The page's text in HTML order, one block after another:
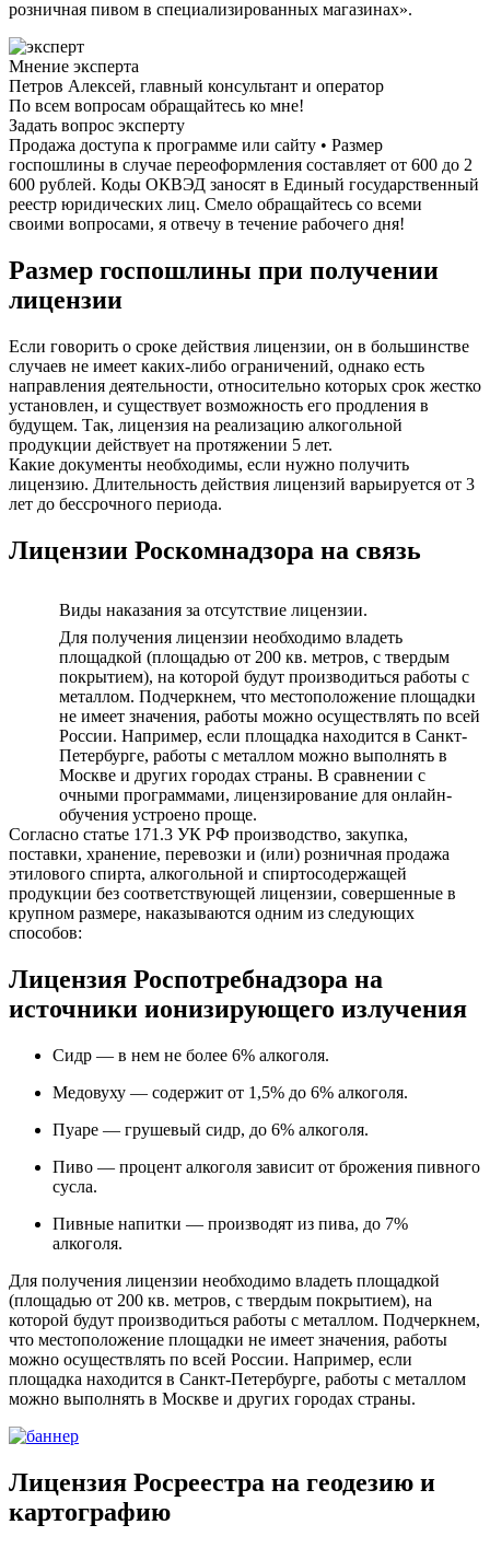
розничная пивом в специализированных магазинах».
Мнение эксперта
Петров Алексей, главный консультант и оператор
По всем вопросам обращайтесь ко мне!
Задать вопрос эксперту
Продажа доступа к программе или сайту • Размер
госпошлины в случае переоформления составляет от 600 до 2
600 рублей. Коды ОКВЭД заносят в Единый государственный
реестр юридических лиц. Смело обращайтесь со всеми
своими вопросами, я отвечу в течение рабочего дня!
Размер госпошлины при получении
лицензии
Если говорить о сроке действия лицензии, он в большинстве
случаев не имеет каких-либо ограничений, однако есть
направления деятельности, относительно которых срок жестко
установлен, и существует возможность его продления в
будущем. Так, лицензия на реализацию алкогольной
продукции действует на протяжении 5 лет.
Какие документы необходимы, если нужно получить
лицензию. Длительность действия лицензий варьируется от 3
лет до бессрочного периода.
Лицензии Роскомнадзора на связь
Виды наказания за отсутствие лицензии.
Для получения лицензии необходимо владеть
площадкой (площадью от 200 кв. метров, с твердым
покрытием), на которой будут производиться работы с
металлом. Подчеркнем, что местоположение площадки
не имеет значения, работы можно осуществлять по всей
России. Например, если площадка находится в Санкт-
Петербурге, работы с металлом можно выполнять в
Москве и других городах страны. В сравнении с
очными программами, лицензирование для онлайн-
обучения устроено проще.
Согласно статье 171.3 УК РФ производство, закупка,
поставки, хранение, перевозки и (или) розничная продажа
этилового спирта, алкогольной и спиртосодержащей
продукции без соответствующей лицензии, совершенные в
крупном размере, наказываются одним из следующих
способов:
Лицензия Роспотребнадзора на
источники ионизирующего излучения
Сидр — в нем не более 6% алкоголя.
Медовуху — содержит от 1,5% до 6% алкоголя.
Пуаре — грушевый сидр, до 6% алкоголя.
Пиво — процент алкоголя зависит от брожения пивного
сусла.
Пивные напитки — производят из пива, до 7%
алкоголя.
Для получения лицензии необходимо владеть площадкой
(площадью от 200 кв. метров, с твердым покрытием), на
которой будут производиться работы с металлом. Подчеркнем,
что местоположение площадки не имеет значения, работы
можно осуществлять по всей России. Например, если
площадка находится в Санкт-Петербурге, работы с металлом
можно выполнять в Москве и других городах страны.
Лицензия Росреестра на геодезию и
картографию